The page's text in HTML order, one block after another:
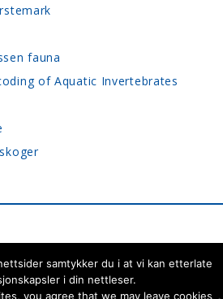
fauna
of Aquatic Invertebrates
Back to the top ↑
samtykker du i at vi kan etterlate
i din nettleser.
you agree that we may leave cookies